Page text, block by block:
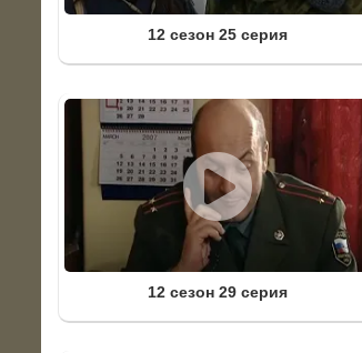
12 сезон 25 серия
12 сезон 29 серия